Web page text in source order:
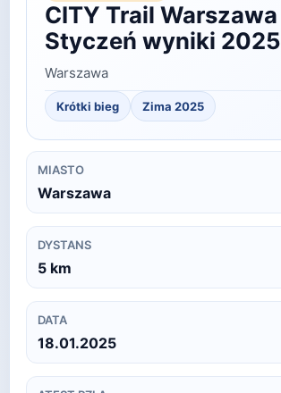
CITY Trail Warszawa
Styczeń wyniki 2025
Warszawa
Krótki bieg Zima 2025
MIASTO
Warszawa
DYSTANS
5 km
DATA
18.01.2025